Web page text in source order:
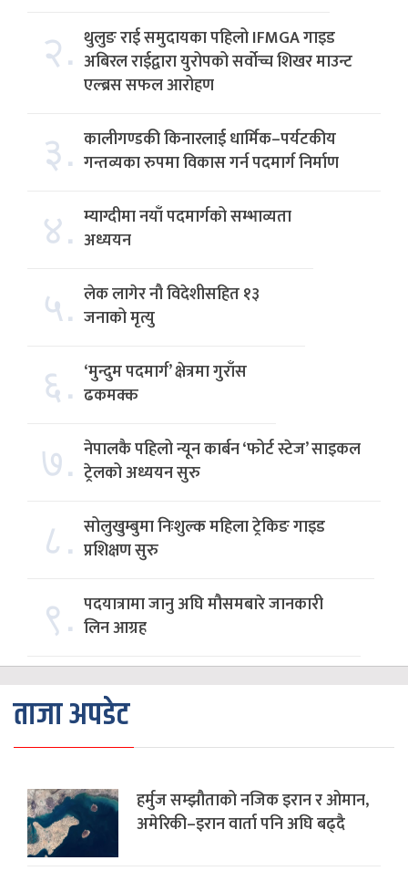
२. थुलुङ राई समुदायका पहिलो IFMGA गाइड
अबिरल राईद्वारा युरोपको सर्वोच्च शिखर माउन्ट
एल्ब्रस सफल आरोहण
३. कालीगण्डकी किनारलाई धार्मिक–पर्यटकीय
गन्तव्यका रुपमा विकास गर्न पदमार्ग निर्माण
४. म्याग्दीमा नयाँ पदमार्गको सम्भाव्यता
अध्ययन
५. लेक लागेर नौ विदेशीसहित १३
जनाको मृत्यु
६. ‘मुन्दुम पदमार्ग’ क्षेत्रमा गुराँस
ढकमक्क
७. नेपालकै पहिलो न्यून कार्बन ‘फोर्ट स्टेज’ साइकल
ट्रेलको अध्ययन सुरु
८. सोलुखुम्बुमा निःशुल्क महिला ट्रेकिङ गाइड
प्रशिक्षण सुरु
९. पदयात्रामा जानु अघि मौसमबारे जानकारी
लिन आग्रह
ताजा अपडेट
हर्मुज सम्झौताको नजिक इरान र ओमान,
अमेरिकी–इरान वार्ता पनि अघि बढ्दै